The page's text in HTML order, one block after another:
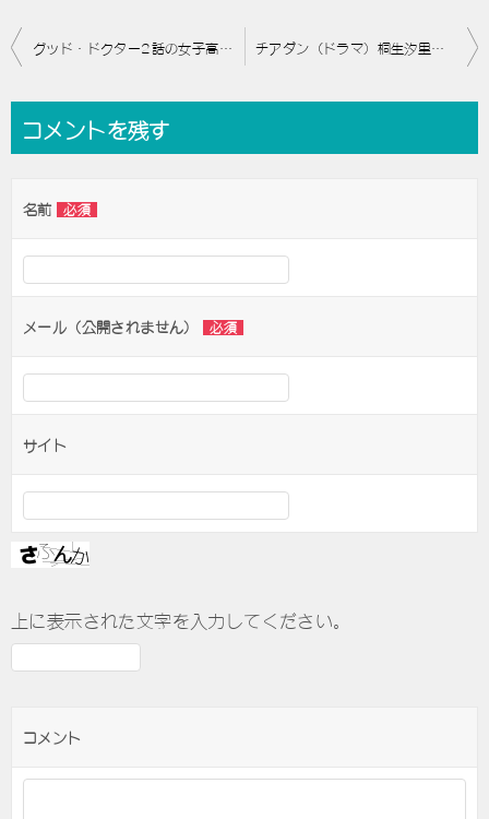
投
ビ
ー
シ
ョ
ン
グッド・ドクター2話の女子高生・唯菜役に山田杏奈！母親役は？ チアダン（ドラマ）桐生汐里（しおり）役に石井杏奈！役どころは？
コメントを残す
名前 必須
メール（公開されません） 必須
サイト
上に表示された文字を入力してください。
コメント